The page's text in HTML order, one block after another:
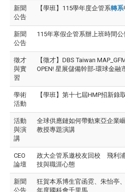
新聞
公告
【學班】115學年度企管系轉系
新聞
公告
115年寒假企管系辦上班時間公
徵才
與實
習
【徵才】DBS Taiwan
OPEN! 星展儲備幹部-環球金融
學術
活動
【學班】第十七屆HMP招新錄
活動
與演
講
全球供應鏈如何帶動東亞企業
教授專題演講
CEO
論壇
政大企管系邀校友回校 飛利
技與職涯心態
新聞
公告
狂賀本系博生官函霓、朱怡亭
年度國科會千里馬